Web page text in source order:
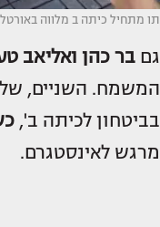
תו מתחיל כיתה ב מלווה
גם בר כהן ואליאב
המשמח. השניים,
בביטחון לכיתה ב',
מרגש לאינסטגרם.